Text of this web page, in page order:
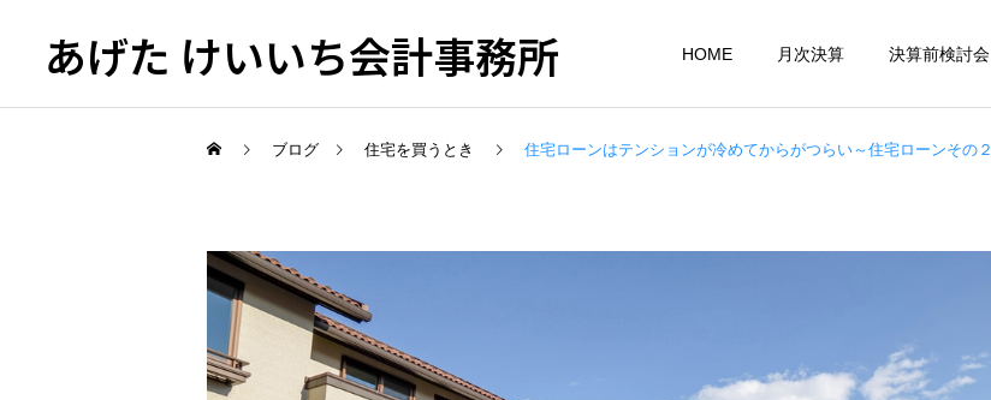
あげた けいいち会計事務所 HOME 月次決算 決算前検討会
ブログ 住宅を買うとき 住宅ローンはテンションが冷めてからがつらい～住宅ローンその２